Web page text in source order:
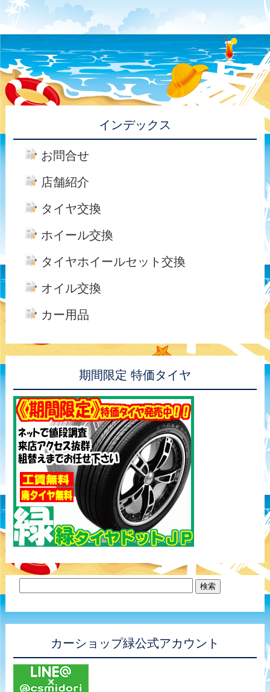
インデックス
お問合せ
店舗紹介
タイヤ交換
ホイール交換
タイヤホイールセット交換
オイル交換
カー用品
期間限定 特価タイヤ
カーショップ緑公式アカウント